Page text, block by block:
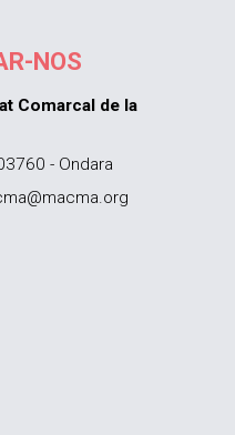
NOS
Comarcal de la
- Ondara